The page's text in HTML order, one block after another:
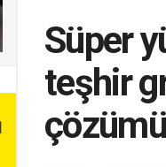
Süper
teşhir